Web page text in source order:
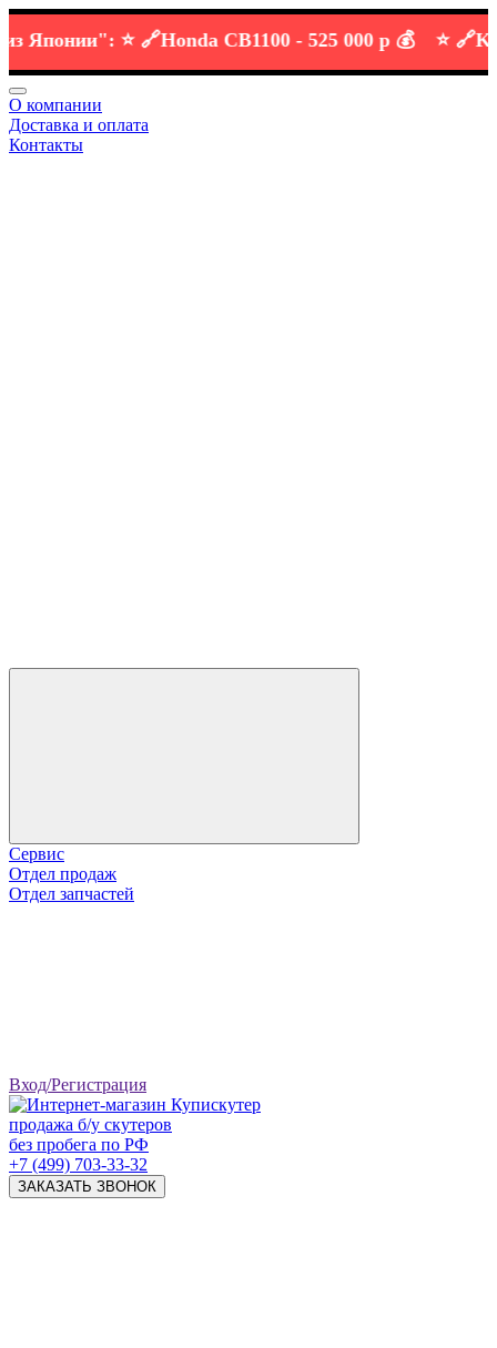
⭐️ 🔗 Honda CB1100 -525 000 р 💰 ⭐️ 🔗 KTM
О компании
Доставка и оплата
Контакты
Сервис
Отдел продаж
Отдел запчастей
Вход/Регистрация
продажа б/у скутеров
без пробега по РФ
+7 (499) 703-33-32
ЗАКАЗАТЬ ЗВОНОК